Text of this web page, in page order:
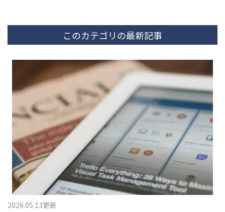
このカテゴリの最新記事
2026.05.13更新